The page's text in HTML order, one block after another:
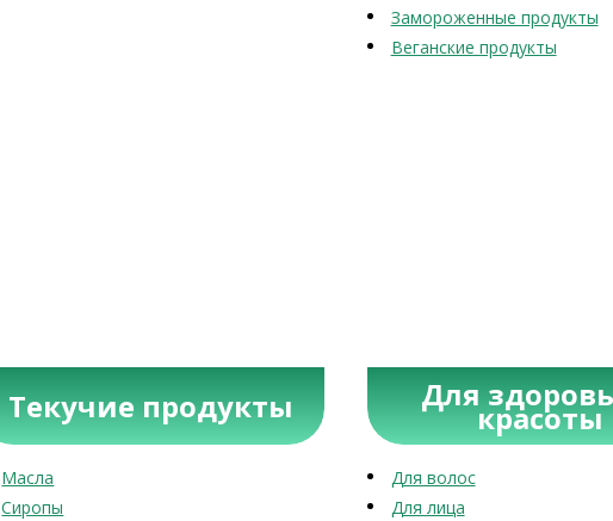
Замороженные продукты
Веганские продукты
Текучие продукты
Масла
Сиропы
Для
красоты
Для волос
Для лица